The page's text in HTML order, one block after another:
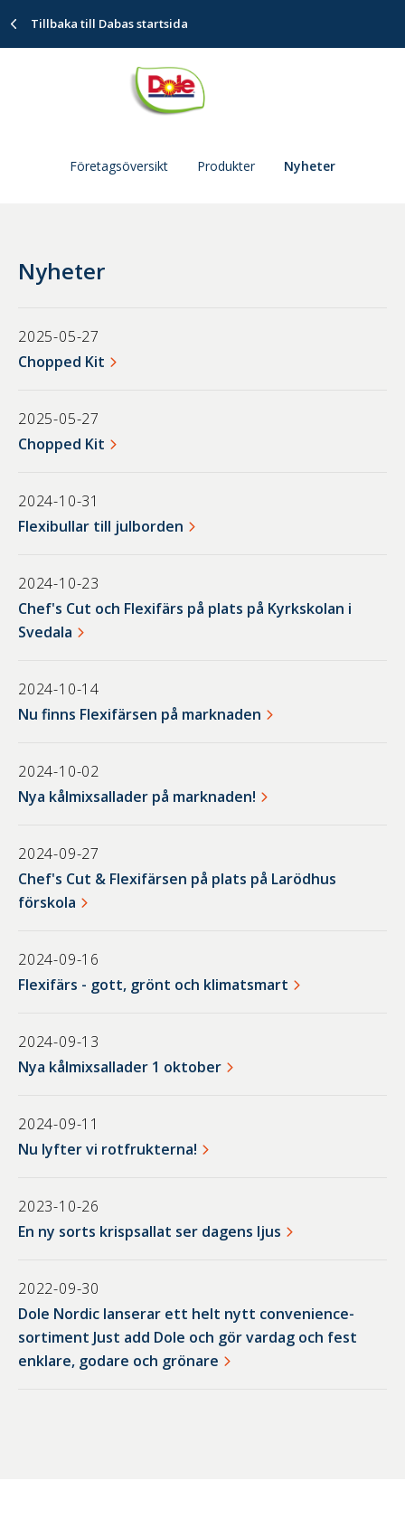
Tillbaka till Dabas startsida
Företagsöversikt Produkter Nyheter
Nyheter
2025-05-27
Chopped Kit
2025-05-27
Chopped Kit
2024-10-31
Flexibullar till julborden
2024-10-23
Chef's Cut och Flexifärs på plats på Kyrkskolan i
Svedala
2024-10-14
Nu finns Flexifärsen på marknaden
2024-10-02
Nya kålmixsallader på marknaden!
2024-09-27
Chef's Cut & Flexifärsen på plats på Larödhus
förskola
2024-09-16
Flexifärs - gott, grönt och klimatsmart
2024-09-13
Nya kålmixsallader 1 oktober
2024-09-11
Nu lyfter vi rotfrukterna!
2023-10-26
En ny sorts krispsallat ser dagens ljus
2022-09-30
Dole Nordic lanserar ett helt nytt convenience-
sortiment Just add Dole och gör vardag och fest
enklare, godare och grönare